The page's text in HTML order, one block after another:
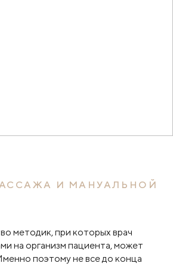
И МАНУАЛЬНОЙ
методик, при которых врач
на организм пациента, может
поэтому не все до конца